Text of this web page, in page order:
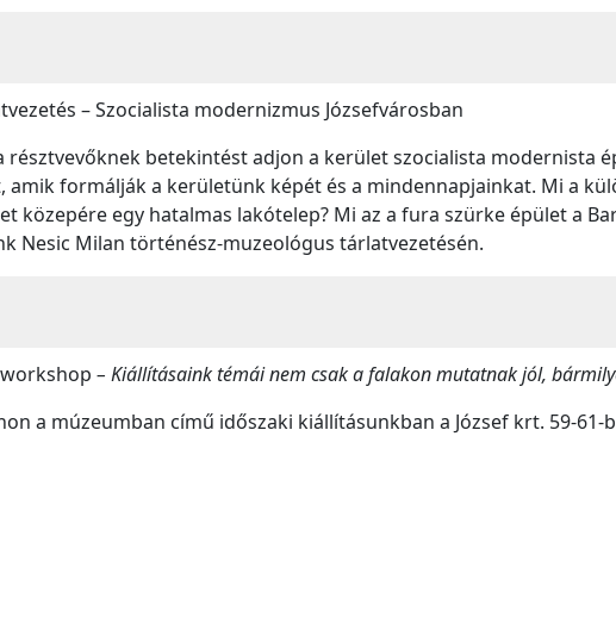
– Szocialista modernizmus Józsefvárosban
résztvevőknek betekintést adjon a kerület szocialista modernista
amik formálják a kerületünk képét és a mindennapjainkat. Mi a
közepére egy hatalmas lakótelep? Mi az a fura szürke épület a
Nesic Milan történész-muzeológus tárlatvezetésén.
– Kiállításaink témái nem csak a falakon mutatnak jól,
a múzeumban című időszaki kiállításunkban a József krt. 59-61-